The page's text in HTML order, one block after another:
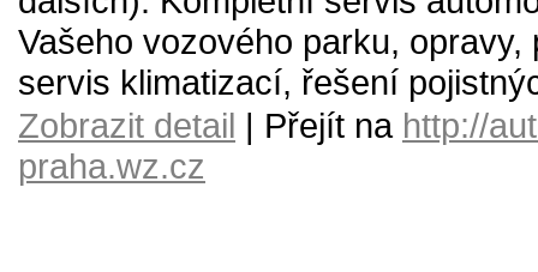
Vašeho vozového parku, opravy,
servis klimatizací, řešení
Zobrazit detail | Přejít na http://
praha.wz.cz